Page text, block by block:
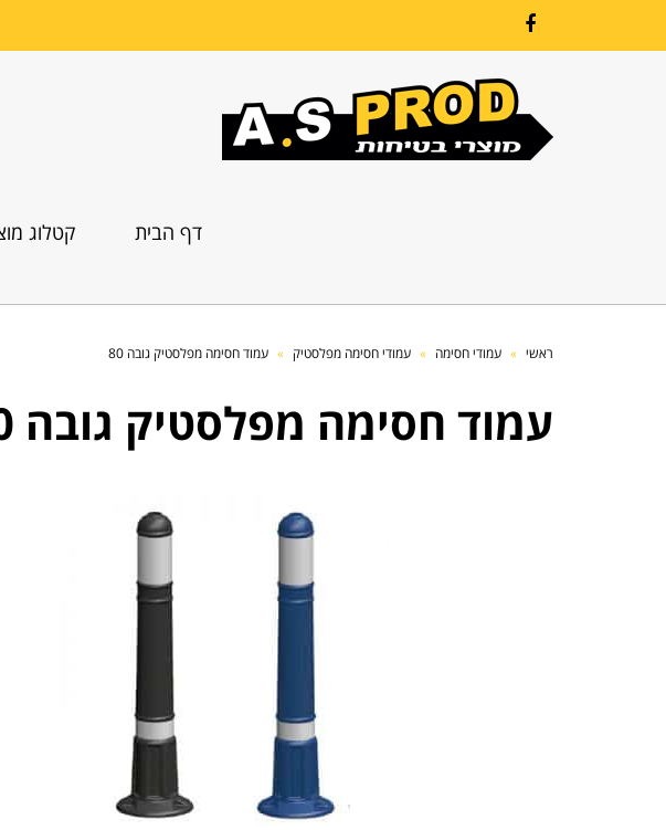
דף הבית קטלוג
ראשי » עמודי חסימה » עמודי חסימה מפלסטיק » עמוד חסימה מפלסטיק גובה 80
עמוד חסימה מפלסטיק גובה 80